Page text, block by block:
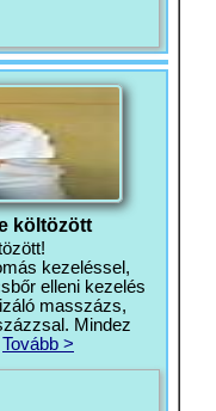
költözött
kezeléssel,
elleni kezelés
masszázs,
Mindez
Tovább >